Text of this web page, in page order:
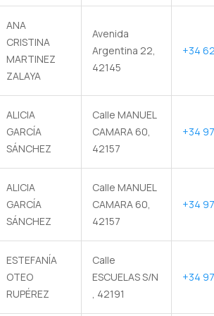
ANA
CRISTINA
MARTINEZ
ZALAYA
Avenida
Argentina 22,
42145
+34
ALICIA
GARCÍA
SÁNCHEZ
Calle MANUEL
CAMARA 60,
42157
+34
ALICIA
GARCÍA
SÁNCHEZ
Calle MANUEL
CAMARA 60,
42157
+34
ESTEFANÍA
OTEO
RUPÉREZ
Calle
ESCUELAS S/N
, 42191
+34